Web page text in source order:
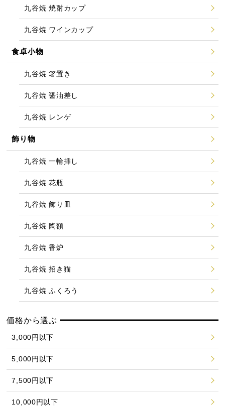
九谷焼 焼酎カップ
九谷焼 ワインカップ
食卓小物
九谷焼 箸置き
九谷焼 醤油差し
九谷焼 レンゲ
飾り物
九谷焼 一輪挿し
九谷焼 花瓶
九谷焼 飾り皿
九谷焼 陶額
九谷焼 香炉
九谷焼 招き猫
九谷焼 ふくろう
価格から選ぶ
3,000円以下
5,000円以下
7,500円以下
10,000円以下